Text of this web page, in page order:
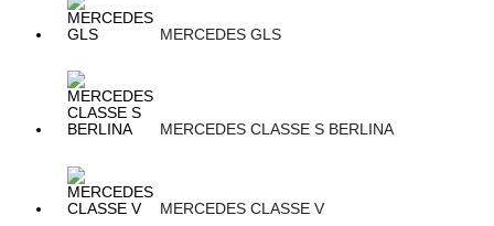
MERCEDES GLS
MERCEDES CLASSE S BERLINA
MERCEDES CLASSE V